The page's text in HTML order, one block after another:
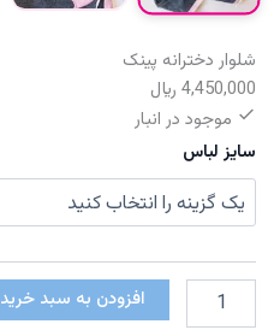
شلوار دخترانه پینک
4,450,000 ﷼
موجود در انبار
سایز لباس
شلوار
دخترانه
افزودن به سبد خرید